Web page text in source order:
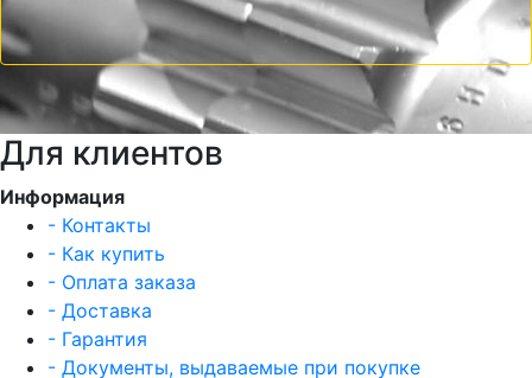
Для клиентов
Информация
- Контакты
- Как купить
- Оплата заказа
- Доставка
- Гарантия
- Документы, выдаваемые при покупке